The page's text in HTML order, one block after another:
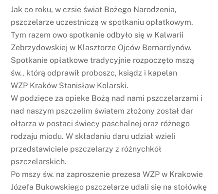
Jak co roku, w czsie świat Bożego Narodzenia,
pszczelarze uczestniczą w spotkaniu opłatkowym.
Tym razem owo spotkanie odbyło się w Kalwarii
Zebrzydowskiej w Klasztorze Ojców Bernardynów.
Spotkanie opłatkowe tradycyjnie rozpoczęto mszą
św., którą odprawił proboszc, ksiądz i kapelan
WZP Kraków Stanisław Kolarski.
W podzięce za opieke Bożą nad nami pszczelarzami i
nad naszym pszczelim światem złożony został dar
ołtarza w postaci świecy paschalnej oraz różnego
rodzaju miodu. W składaniu daru udział wzieli
przedstawiciele pszczelarzy z różnychkół
pszczelarskich.
Po mszy św. na zaproszenie prezesa WZP w Krakowie
Józefa Bukowskiego pszczelarze udali się na stołówkę